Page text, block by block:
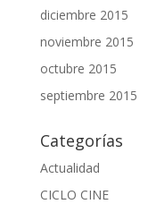
diciembre 2015
noviembre 2015
octubre 2015
septiembre 2015
Categorías
Actualidad
CICLO CINE